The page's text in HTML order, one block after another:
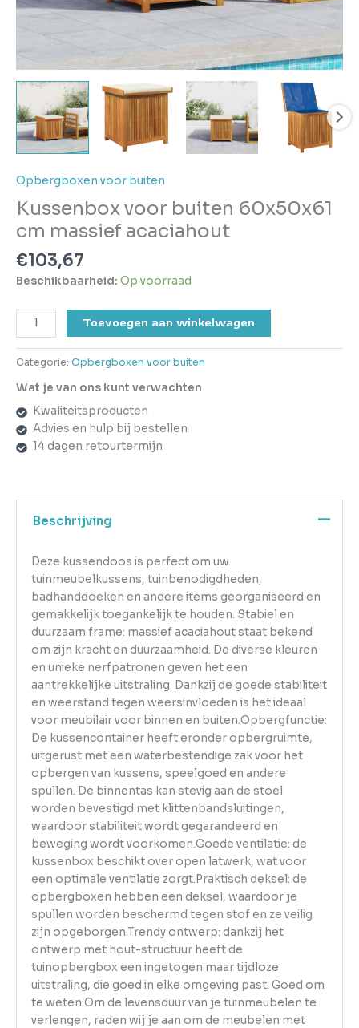
Opbergboxen voor buiten
Kussenbox voor buiten 60x50x61
cm massief acaciahout
€103,67
Beschikbaarheid: Op voorraad
Toevoegen aan winkelwagen
Categorie: Opbergboxen voor buiten
Wat je van ons kunt verwachten
Kwaliteitsproducten
Advies en hulp bij bestellen
14 dagen retourtermijn
Beschrijving
Deze kussendoos is perfect om uw
tuinmeubelkussens, tuinbenodigdheden,
badhanddoeken en andere items georganiseerd en
gemakkelijk toegankelijk te houden. Stabiel en
duurzaam frame: massief acaciahout staat bekend
om zijn kracht en duurzaamheid. De diverse kleuren
en unieke nerfpatronen geven het een
aantrekkelijke uitstraling. Dankzij de goede stabiliteit
en weerstand tegen weersinvloeden is het ideaal
voor meubilair voor binnen en buiten.Opbergfunctie:
De kussencontainer heeft eronder opbergruimte,
uitgerust met een waterbestendige zak voor het
opbergen van kussens, speelgoed en andere
spullen. De binnentas kan stevig aan de stoel
worden bevestigd met klittenbandsluitingen,
waardoor stabiliteit wordt gegarandeerd en
beweging wordt voorkomen.Goede ventilatie: de
kussenbox beschikt over open latwerk, wat voor
een optimale ventilatie zorgt.Praktisch deksel: de
opbergboxen hebben een deksel, waardoor je
spullen worden beschermd tegen stof en ze veilig
zijn opgeborgen.Trendy ontwerp: dankzij het
ontwerp met hout-structuur heeft de
tuinopbergbox een ingetogen maar tijdloze
uitstraling, die goed in elke omgeving past. Goed om
te weten:Om de levensduur van je tuinmeubelen te
verlengen, raden wij je aan om de meubelen met